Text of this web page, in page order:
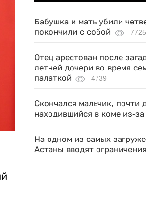
Бабушка и мать убили
покончили с собой
7725
Отец арестован после
летней дочери во время
палаткой
4739
Скончался мальчик, почти
находившийся в коме из-
На одном из самых
Астаны вводят ограничения